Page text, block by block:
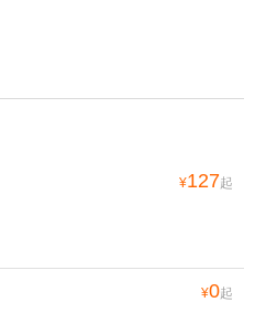
¥127起
¥0起